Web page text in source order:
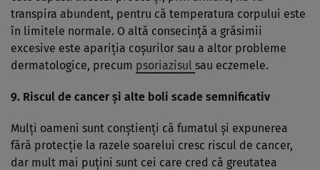
transpira abundent, pentru că temperatura corpului este
în limitele normale. O altă consecinţă a grăsimii
excesive este apariţia coşurilor sau a altor probleme
dermatologice, precum psoriazisul sau eczemele.
9. Riscul de cancer şi alte boli scade semnificativ
Mulţi oameni sunt conştienţi că fumatul şi expunerea
fără protecţie la razele soarelui cresc riscul de cancer,
dar mult mai puţini sunt cei care cred că greutatea